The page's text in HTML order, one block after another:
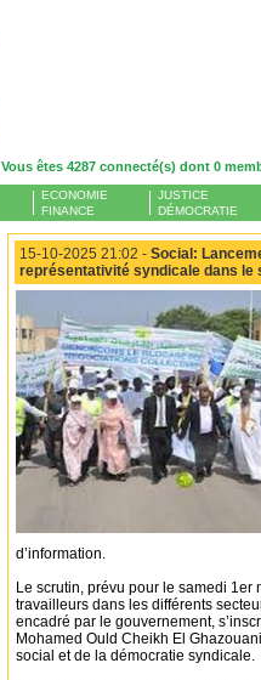
Vous êtes 4287 connecté(s) dont 0
ECONOMIE
FINANCE
JUSTICE
DÉMOCRATIE
15-10-2025 21:02 - Social:
représentativité syndicale dans le
d’information.
Le scrutin, prévu pour le samedi
travailleurs dans les différents
encadré par le gouvernement,
Mohamed Ould Cheikh El
social et de la démocratie syndicale.